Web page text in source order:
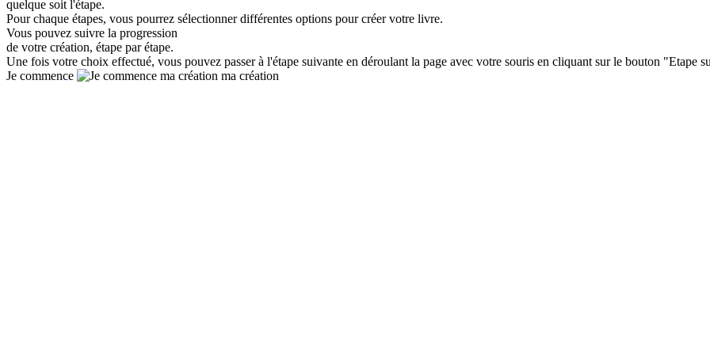
quelque soit l'étape.
Pour chaque étapes, vous pourrez sélectionner différentes options pour créer votre livre.
Vous pouvez suivre la progression
de votre création, étape par étape.
Une fois votre choix effectué, vous pouvez passer à l'étape suivante en déroulant la page avec votre souris en cliquant sur le bouton "Etape
Je commence
ma création